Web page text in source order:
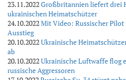
23.11.2022Großbritannien liefert drei
ukrainischen Heimatschützer
24.10.2022Mit Video: Russischer
Ausstieg
20.10.2022Ukrainische
ab
20.10.2022Ukrainische Luftwaffe flog
russische Aggressoren